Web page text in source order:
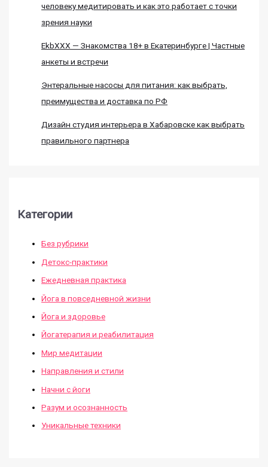
человеку медитировать и как это работает с точки
зрения науки
EkbXXX — Знакомства 18+ в Екатеринбурге | Частные
анкеты и встречи
Энтеральные насосы для питания: как выбрать,
преимущества и доставка по РФ
Дизайн студия интерьера в Хабаровске как выбрать
правильного партнера
Категории
Без рубрики
Детокс-практики
Ежедневная практика
Йога в повседневной жизни
Йога и здоровье
Йогатерапия и реабилитация
Мир медитации
Направления и стили
Начни с йоги
Разум и осознанность
Уникальные техники